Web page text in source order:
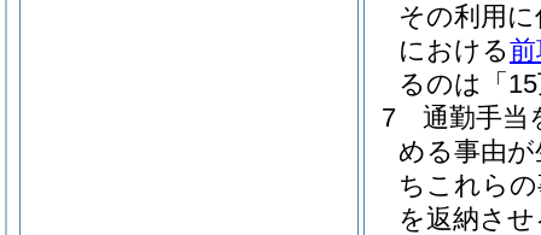
その利用
における
るのは「
7
通勤手当
める事由
ちこれら
を返納さ